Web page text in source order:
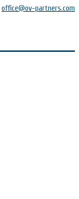
office@ov-partners.com